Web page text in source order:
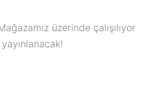
üzerinde çalışılıyor